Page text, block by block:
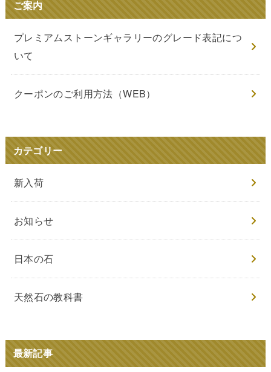
ご案内
プレミアムストーンギャラリーのグレード表記につ
いて
クーポンのご利用方法（WEB）
カテゴリー
新入荷
お知らせ
日本の石
天然石の教科書
最新記事